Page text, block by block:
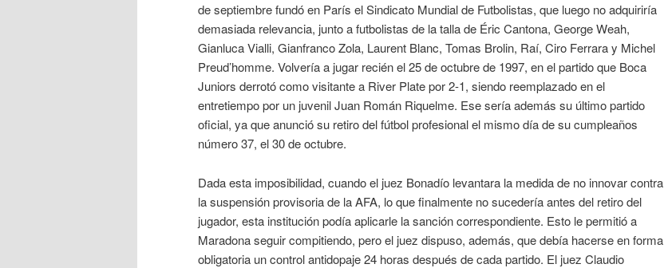
de septiembre fundó en París el Sindicato Mundial de Futbolistas, que luego no adquiriría
demasiada relevancia, junto a futbolistas de la talla de Éric Cantona, George Weah,
Gianluca Vialli, Gianfranco Zola, Laurent Blanc, Tomas Brolin, Raí, Ciro Ferrara y Michel
Preud’homme. Volvería a jugar recién el 25 de octubre de 1997, en el partido que Boca
Juniors derrotó como visitante a River Plate por 2-1, siendo reemplazado en el
entretiempo por un juvenil Juan Román Riquelme. Ese sería además su último partido
oficial, ya que anunció su retiro del fútbol profesional el mismo día de su cumpleaños
número 37, el 30 de octubre.
Dada esta imposibilidad, cuando el juez Bonadío levantara la medida de no innovar contra
la suspensión provisoria de la AFA, lo que finalmente no sucedería antes del retiro del
jugador, esta institución podía aplicarle la sanción correspondiente. Esto le permitió a
Maradona seguir compitiendo, pero el juez dispuso, además, que debía hacerse en forma
obligatoria un control antidopaje 24 horas después de cada partido. El juez Claudio